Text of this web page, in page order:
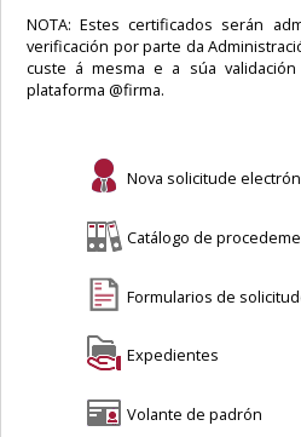
NOTA: Estes certificados serán
verificación por parte da
custe á mesma e a súa
plataforma @firma.
Nova solicitude
Catálogo de
Formularios de
Expedientes
Volante de padrón